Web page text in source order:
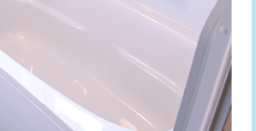
8,800円
・修
作業）